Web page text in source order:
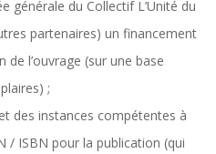
générale du Collectif L’Unité du
partenaires) un financement
de l’ouvrage (sur une base
;
des instances compétentes à
/ ISBN pour la publication (qui